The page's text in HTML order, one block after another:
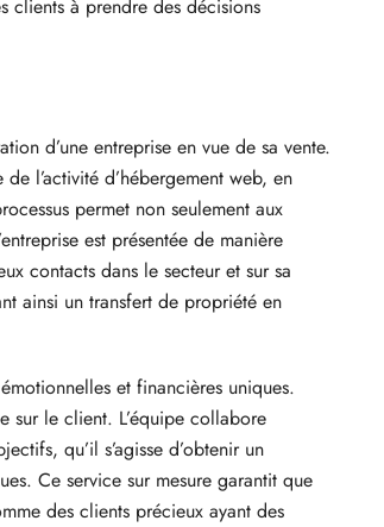
clients à prendre des décisions
d’une entreprise en vue de sa vente.
l’activité d’hébergement web, en
permet non seulement aux
est présentée de manière
contacts dans le secteur et sur sa
ainsi un transfert de propriété en
et financières uniques.
sur le client. L’équipe collabore
qu’il s’agisse d’obtenir un
Ce service sur mesure garantit que
des clients précieux ayant des